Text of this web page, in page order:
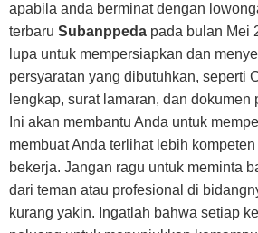
apabila anda berminat dengan
terbaru Subanppeda pada bulan Mei
lupa untuk mempersiapkan dan
persyaratan yang dibutuhkan, seperti
lengkap, surat lamaran, dan dokumen
Ini akan membantu Anda untuk
membuat Anda terlihat lebih
bekerja. Jangan ragu untuk meminta
dari teman atau profesional di
kurang yakin. Ingatlah bahwa setiap